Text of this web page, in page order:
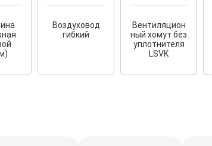
У нас появилсяскрытый
крепеж для деревянных террас
Воздуховод
гибкий
Вентиляцион
ный хомут без
уплотнителя
LSVK